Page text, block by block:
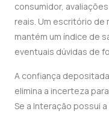
consumidor,
reais. Um escritório
mantém um índice de
eventuais dúvidas de
A confiança
elimina a incerteza
Se a Interação possui